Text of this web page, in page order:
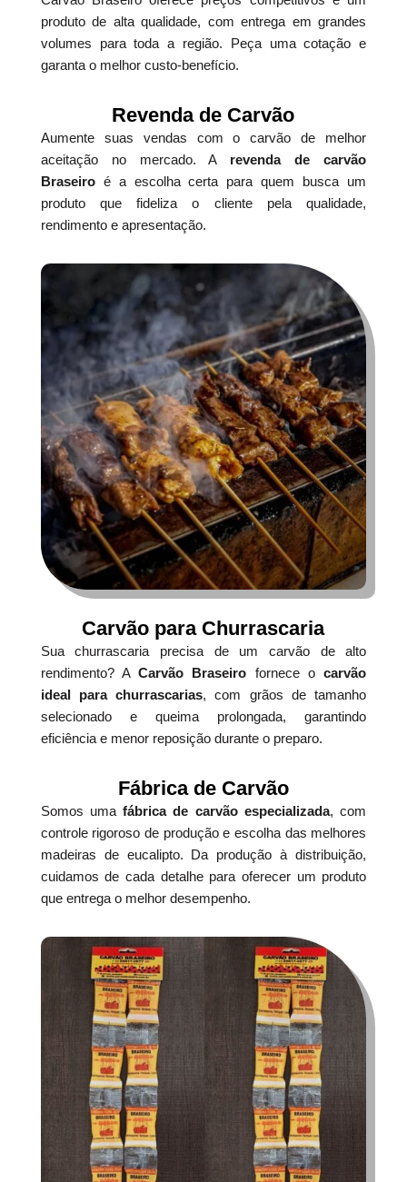
produto de alta qualidade, com entrega em grandes
volumes para toda a região. Peça uma cotação e
garanta o melhor custo-benefício.
Revenda de Carvão
Aumente suas vendas com o carvão de melhor
aceitação no mercado. A revenda de carvão
Braseiroé a escolha certa para quem busca um
produto que fideliza o cliente pela qualidade,
rendimento e apresentação.
Carvão para Churrascaria
Sua churrascaria precisa de um carvão de alto
rendimento? ACarvão Braseiro fornece ocarvão
ideal para churrascarias, com grãos de tamanho
selecionado e queima prolongada, garantindo
eficiência e menor reposição durante o preparo.
Fábrica de Carvão
Somos umafábrica de carvão especializada, com
controle rigoroso de produção e escolha das melhores
madeiras de eucalipto. Da produção à distribuição,
cuidamos de cada detalhe para oferecer um produto
que entrega o melhor desempenho.